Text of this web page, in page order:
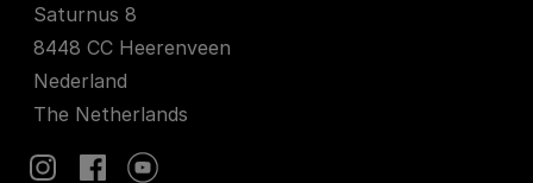
Saturnus 8
8448 CC Heerenveen
Nederland
The Netherlands